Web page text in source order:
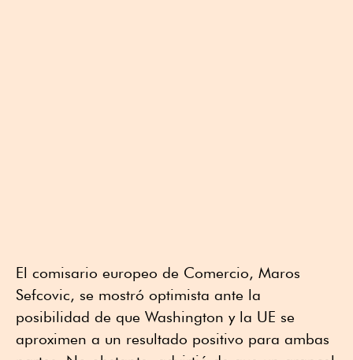
El comisario europeo de Comercio, Maros
Sefcovic, se mostró optimista ante la
posibilidad de que Washington y la UE se
aproximen a un resultado positivo para ambas